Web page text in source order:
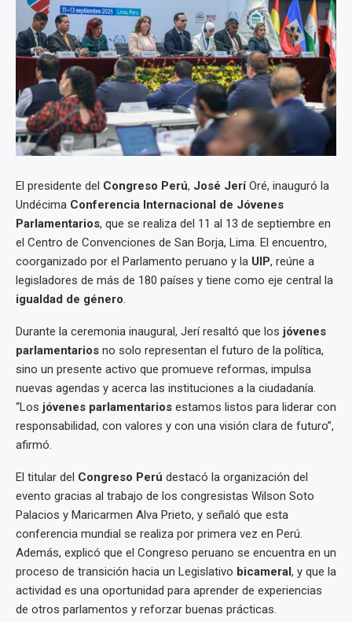
El presidente del Congreso Perú, José JeríOré, inauguró la
Undécima Conferencia Internacional de Jóvenes
Parlamentarios, que se realiza del 11 al 13 de septiembre en
el Centro de Convenciones de San Borja, Lima. El encuentro,
coorganizado por el Parlamento peruano y la UIP, reúne a
legisladores de más de 180 países y tiene como eje central la
igualdad de género.
Durante la ceremonia inaugural, Jerí resaltó que los jóvenes
parlamentarios no solo representan el futuro de la política,
sino un presente activo que promueve reformas, impulsa
nuevas agendas y acerca las instituciones a la ciudadanía.
“Los jóvenes parlamentarios estamos listos para liderar con
responsabilidad, con valores y con una visión clara de futuro”,
afirmó.
El titular del Congreso Perú destacó la organización del
evento gracias al trabajo de los congresistas Wilson Soto
Palacios y Maricarmen Alva Prieto, y señaló que esta
conferencia mundial se realiza por primera vez en Perú.
Además, explicó que el Congreso peruano se encuentra en un
proceso de transición hacia un Legislativo bicameral, y que la
actividad es una oportunidad para aprender de experiencias
de otros parlamentos y reforzar buenas prácticas.